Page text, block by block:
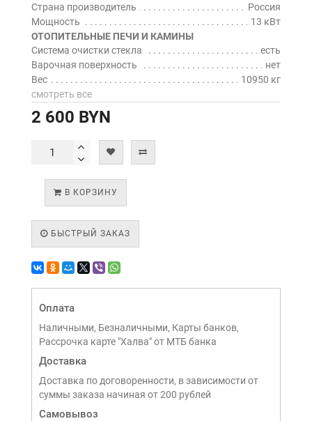
Страна производитель
Россия
Мощность
13 кВт
ОТОПИТЕЛЬНЫЕ ПЕЧИ И КАМИНЫ
Система очистки стекла
есть
Варочная поверхность
нет
Вес
10950 кг
смотреть все
2 600 BYN
В КОРЗИНУ
БЫСТРЫЙ ЗАКАЗ
Оплата
Наличными, Безналичными, Карты банков,
Рассрочка карте "Халва" от МТБ банка
Доставка
Доставка по договоренности, в зависимости от
суммы заказа начиная от 200 рублей
Самовывоз